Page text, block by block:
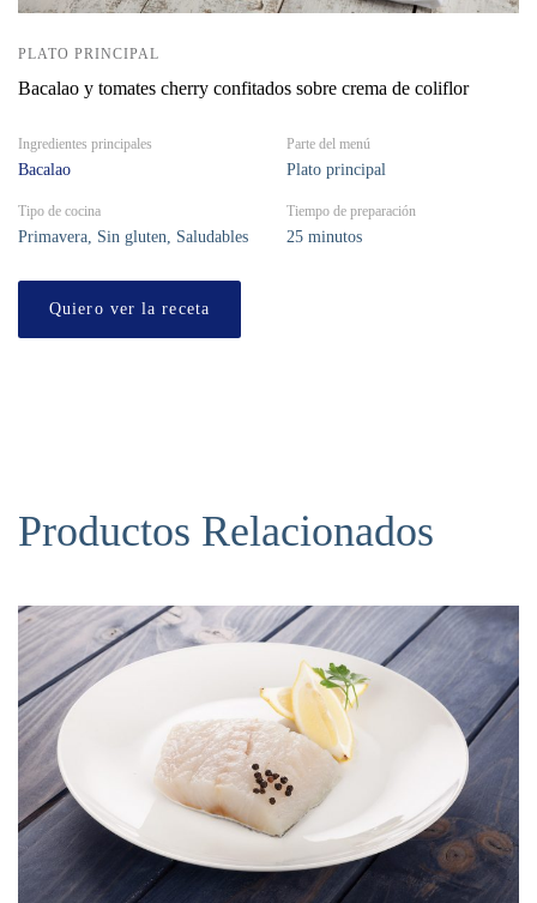
PLATO PRINCIPAL
Bacalao y tomates cherry confitados sobre crema de coliflor
Ingredientes principales
Bacalao
Tipo de cocina
Primavera, Sin gluten, Saludables
Parte del menú
Plato principal
Tiempo de preparación
25 minutos
Quiero ver la receta
Productos Relacionados